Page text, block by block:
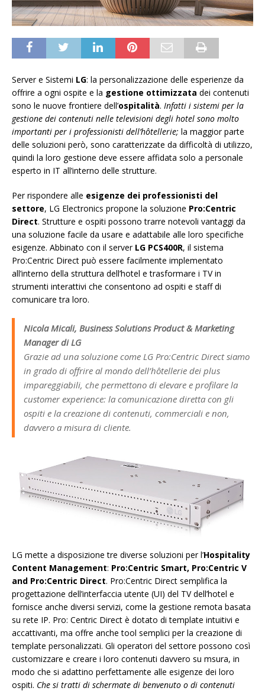
Server e Sistemi LG: la personalizzazione delle esperienze da
offrire a ogni ospite e la gestione ottimizzata dei contenuti
sono le nuove frontiere dell’ospitalità. Infatti i sistemi per la
gestione dei contenuti nelle televisioni degli hotel sono molto
importanti per i professionisti dell’hôtellerie; la maggior parte
delle soluzioni però, sono caratterizzate da difficoltà di utilizzo,
quindi la loro gestione deve essere affidata solo a personale
esperto in IT all’interno delle strutture.
Per rispondere alle esigenze dei professionisti del
settore, LG Electronics propone la soluzione Pro:Centric
Direct. Strutture e ospiti possono trarre notevoli vantaggi da
una soluzione facile da usare e adattabile alle loro specifiche
esigenze. Abbinato con il server LG PCS400R, il sistema
Pro:Centric Direct può essere facilmente implementato
all’interno della struttura dell’hotel e trasformare i TV in
strumenti interattivi che consentono ad ospiti e staff di
comunicare tra loro.
Nicola Micali, Business Solutions Product & Marketing
Manager di LG
Grazie ad una soluzione come LG Pro:Centric Direct siamo
in grado di offrire al mondo dell’hôtellerie dei plus
impareggiabili, che permettono di elevare e profilare la
customer experience: la comunicazione diretta con gli
ospiti e la creazione di contenuti, commerciali e non,
davvero a misura di cliente.
LG mette a disposizione tre diverse soluzioni per l’Hospitality
Content Management: Pro:Centric Smart, Pro:Centric V
and Pro:Centric Direct. Pro:Centric Direct semplifica la
progettazione dell’interfaccia utente (UI) del TV dell’hotel e
fornisce anche diversi servizi, come la gestione remota basata
su rete IP. Pro: Centric Direct è dotato di template intuitivi e
accattivanti, ma offre anche tool semplici per la creazione di
template personalizzati. Gli operatori del settore possono così
customizzare e creare i loro contenuti davvero su msura, in
modo che si adattino perfettamente alle esigenze dei loro
ospiti. Che si tratti di schermate di benvenuto o di contenuti